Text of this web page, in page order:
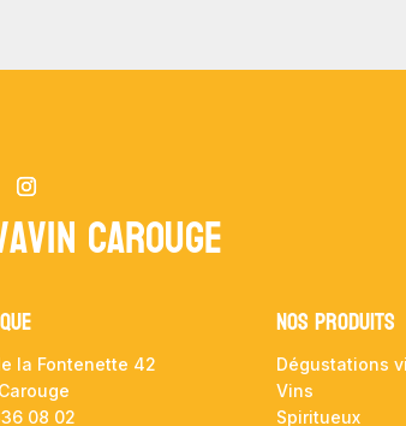
Carouge
la Fontenette 42
08 02
NOS PRODUITS
Dégustations
Vins
Spiritueux